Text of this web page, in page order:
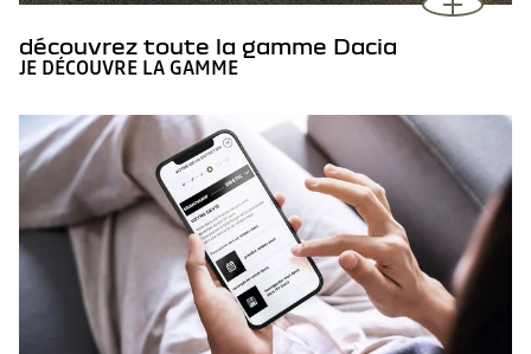
découvrez toute la gamme Dacia
JE DÉCOUVRE LA GAMME